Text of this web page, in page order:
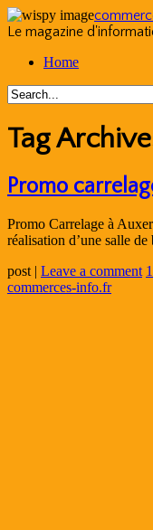
Le magazine
Skip
content
Home
Tag
Promo
Promo Carrelage à
réalisation d’une salle
post | Leave a comment
commerces-info.fr